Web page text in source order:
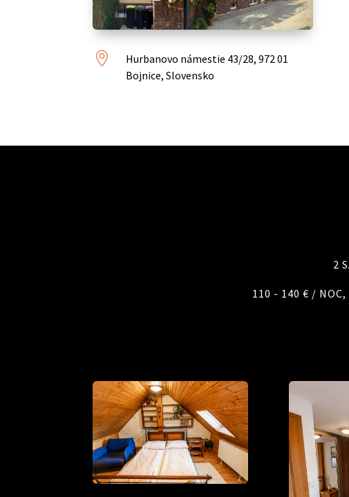

Hurbanovo námestie 43/28, 972 01
Bojnice, Slovensko
2
110 - 140 € / NOC,